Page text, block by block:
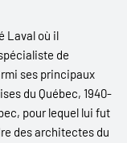
Laval où il
de
ses principaux
du Québec, 1940-
, pour lequel lui fut
des architectes du